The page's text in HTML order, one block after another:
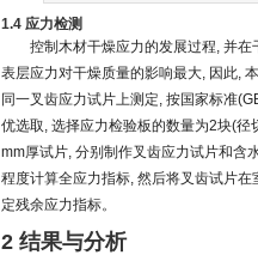
1.4 应力检测
控制木材干燥应力的发展过程, 并
表层应力对干燥质量的影响最大, 因此,
同一叉齿应力试片上测定, 按国家标准
优选取, 选择应力检验板的数量为2块(
mm厚试片, 分别制作叉齿应力试片和含
程度计算全应力指标, 然后将叉齿试片
定残余应力指标。
2 结果与分析